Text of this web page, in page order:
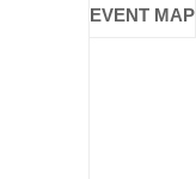
EVENT MAP